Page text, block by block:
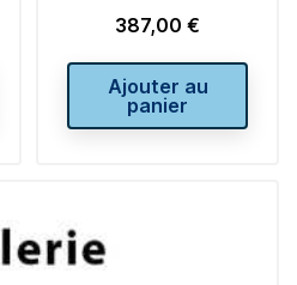
Prix
387,00 €
Ajouter au
panier